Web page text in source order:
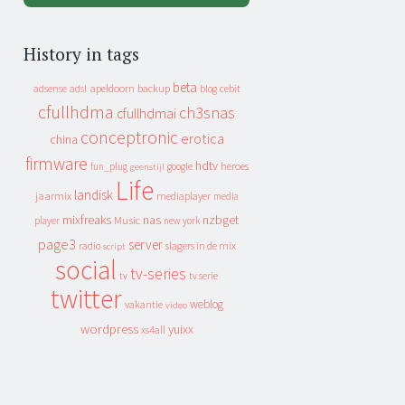
History in tags
adsense adsl apeldoorn backup beta blog cebit
cfullhdma cfullhdmai ch3snas
china conceptronic erotica
firmware fun_plug geenstijl google hdtv heroes
jaarmix landisk Life mediaplayer media
player mixfreaks Music nas new york nzbget
page3 radio script server slagers in de mix
social tv tv-series tv serie
twitter vakantie video weblog
wordpress xs4all yuixx